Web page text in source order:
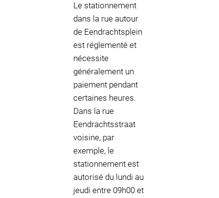
Le stationnement
dans la rue autour
de Eendrachtsplein
est réglementé et
nécessite
généralement un
paiement pendant
certaines heures.
Dans la rue
Eendrachtsstraat
voisine, par
exemple, le
stationnement est
autorisé du lundi au
jeudi entre 09h00 et